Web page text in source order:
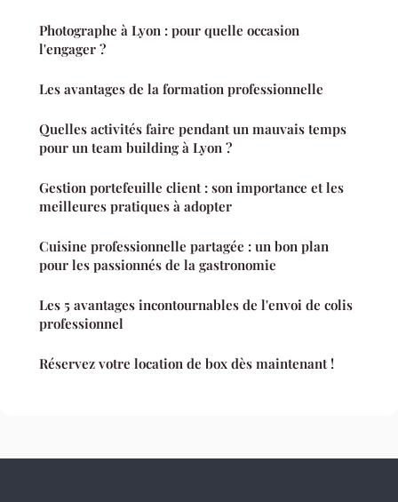
Photographe à Lyon : pour quelle occasion
l'engager ?
Les avantages de la formation professionnelle
Quelles activités faire pendant un mauvais temps
pour un team building à Lyon ?
Gestion portefeuille client : son importance et les
meilleures pratiques à adopter
Cuisine professionnelle partagée : un bon plan
pour les passionnés de la gastronomie
Les 5 avantages incontournables de l'envoi de colis
professionnel
Réservez votre location de box dès maintenant !